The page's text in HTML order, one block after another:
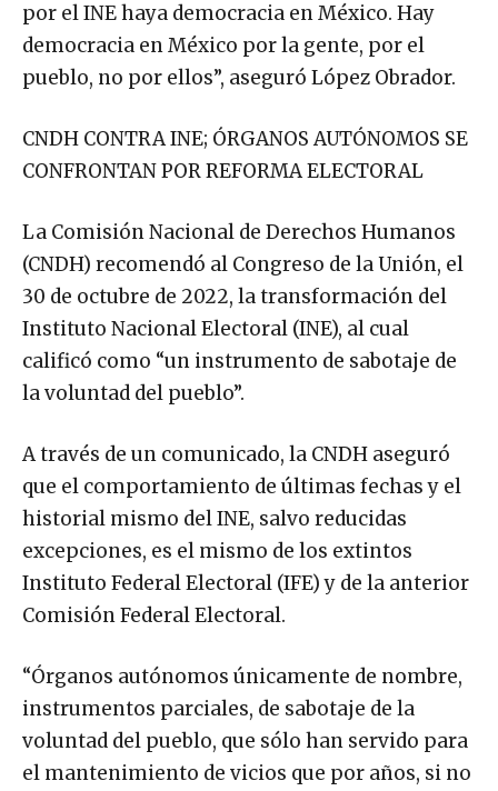
por el INE haya democracia en México. Hay
democracia en México por la gente, por el
pueblo, no por ellos”, aseguró López Obrador.
CNDH CONTRA INE; ÓRGANOS AUTÓNOMOS SE
CONFRONTAN POR REFORMA ELECTORAL
La Comisión Nacional de Derechos Humanos
(CNDH) recomendó al Congreso de la Unión, el
30 de octubre de 2022, la transformación del
Instituto Nacional Electoral (INE), al cual
calificó como “un instrumento de sabotaje de
la voluntad del pueblo”.
A través de un comunicado, la CNDH aseguró
que el comportamiento de últimas fechas y el
historial mismo del INE, salvo reducidas
excepciones, es el mismo de los extintos
Instituto Federal Electoral (IFE) y de la anterior
Comisión Federal Electoral.
“Órganos autónomos únicamente de nombre,
instrumentos parciales, de sabotaje de la
voluntad del pueblo, que sólo han servido para
el mantenimiento de vicios que por años, si no